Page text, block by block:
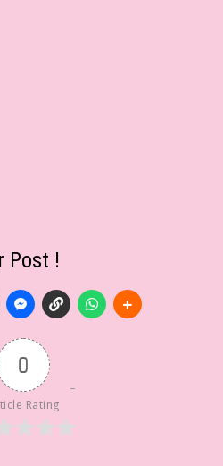
Post !
0
Rating